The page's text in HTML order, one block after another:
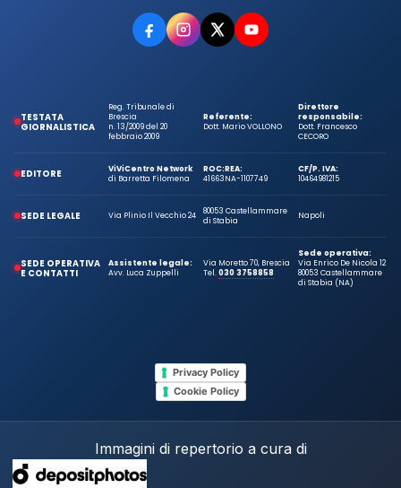
TESTATA
GIORNALISTICA
Reg. Tribunale di
Brescia
n. 13/2009 del 20
febbraio 2009
Referente:
Dott. Mario VOLLONO
Direttore
responsabile:
Dott. Francesco
CECORO
EDITORE
ViViCentro Network
di Barretta Filomena
ROC:
41663
REA:
NA-1107749
CF/P. IVA:
10464981215
SEDE LEGALE Via Plinio Il Vecchio 24
80053 Castellammare
di Stabia
Napoli
SEDE OPERATIVA
E CONTATTI
Assistente legale:
Avv. Luca Zuppelli
Via Moretto 70, Brescia
Tel.030 3758858
Sede operativa:
Via Enrico De Nicola 12
80053 Castellammare
di Stabia (NA)
Privacy Policy
Cookie Policy
Immagini di repertorio a cura di